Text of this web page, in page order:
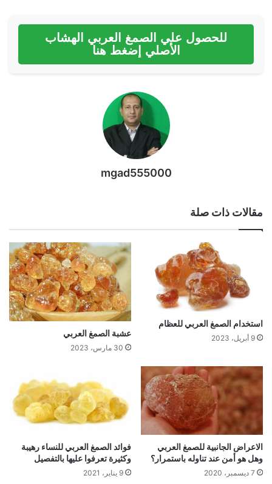
للحصول علي الصمغ العربي الهشاب
الأصلي إضغط هنا
mgad555000
مقالات ذات صلة
استخدام الصمغ العربي للعظام
9 أبريل، 2023 عشبة الصمغ العربي
30 مارس، 2023
الاعراض الجانبية للصمغ العربي
وهل هو أمن عند تناوله باستمرار؟
7 ديسمبر، 2020
فوائد الصمغ العربي للنساء رهيبة
وكثيرة تعرفوا عليها بالتفصيل
9 يناير، 2021